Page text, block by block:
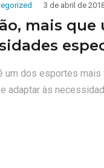
3 de abril de
mais
um dos esportes
adaptar às